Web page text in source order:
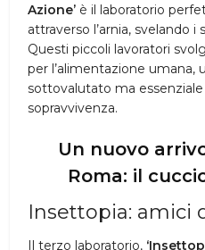
Azione’ è il laboratorio
attraverso l’arnia, svelando
Questi piccoli lavoratori
per l’alimentazione umana,
sottovalutato ma essenziale
sopravvivenza.
Un nuovo
Roma: il
Insettopia: amici
Il terzo laboratorio,